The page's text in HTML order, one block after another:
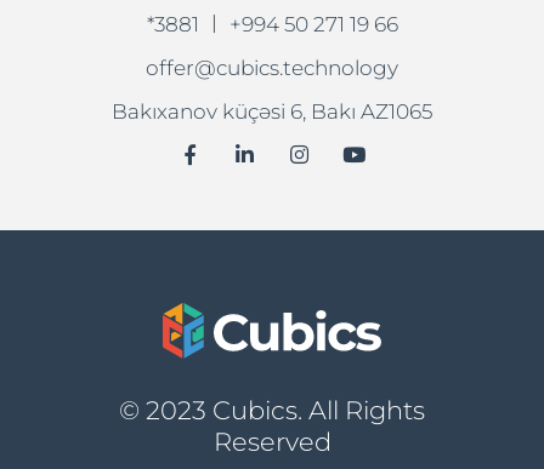
*3881 |
+994 50 271 19 66
offer@cubics.technology
Bakıxanov küçəsi 6, Bakı AZ1065
© 2023 Cubics. All Rights
Reserved